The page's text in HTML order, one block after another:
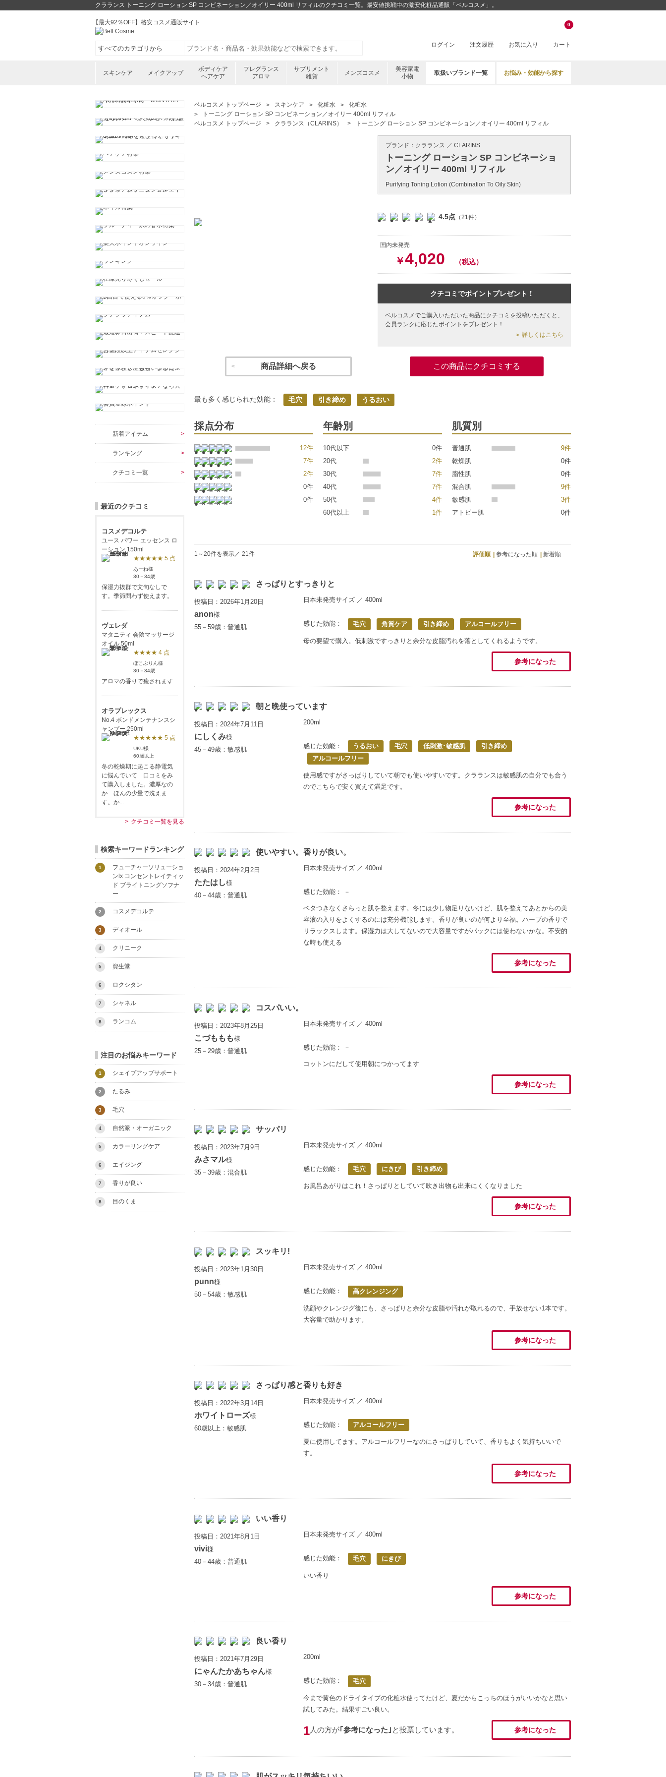
クラランス トーニング ローション SP コンビネーション／オイリー 400ml リフィルのクチコミ一覧。最安値挑戦中の激安化粧品通販「ベルコスメ」。
【最大92％OFF】格安コスメ通販サイト
ログイン 注文履歴 お気に入り カート
0
スキンケア メイクアップ
ボディケア
ヘアケア
フレグランス
アロマ
サプリメント
雑貨
メンズコスメ
美容家電
小物
取扱いブランド一覧 お悩み・効能から探す
ベルコスメ トップページ スキンケア 化粧水
化粧水
トーニング ローション SP コンビネーション／オイリー 400ml リフィル
ベルコスメ トップページ
クラランス（CLARINS） トーニング ローション SP コンビネーション／オイリー 400ml リフィル
ブランド： クラランス ／ CLARINS
トーニング ローション SP コンビネーショ
ン／オイリー 400ml リフィル
Purifying Toning Lotion (Combination To Oily Skin)
4.5点 （21件）
国内未発売
￥4,020 （税込）
クチコミでポイントプレゼント！
ベルコスメでご購入いただいた商品にクチコミを投稿いただくと、
会員ランクに応じたポイントをプレゼント！
詳しくはこちら
商品詳細へ戻る この商品にクチコミする
最も多く感じられた効能： 毛穴 引き締め うるおい
採点分布
12件
7件
2件
0件
0件
年齢別
10代以下
0件
20代
2件
30代
7件
40代
7件
50代
4件
60代以上
1件
肌質別
普通肌
9件
乾燥肌
0件
脂性肌
0件
混合肌
9件
敏感肌
3件
アトピー肌
0件
1～20件を表示／ 21件 評価順 参考になった順 新着順
さっぱりとすっきりと
投稿日：2026年1月20日
anon様
55－59歳：普通肌
日本未発売サイズ ／ 400ml
感じた効能： 毛穴 角質ケア 引き締め アルコールフリー
母の要望で購入。低刺激ですっきりと余分な皮脂汚れを落としてくれるようです。
参考になった
朝と晩使っています
投稿日：2024年7月11日
にしくみ様
45－49歳：敏感肌
200ml
感じた効能： うるおい 毛穴 低刺激･敏感肌
引き締め
アルコールフリー
使用感ですがさっぱりしていて朝でも使いやすいです。クラランスは敏感肌の自分でも合う
のでこちらで安く買えて満足です。
参考になった
使いやすい。香りが良い。
投稿日：2024年2月2日
たたはし様
40－44歳：普通肌
日本未発売サイズ ／ 400ml
感じた効能： －
ベタつきなくさらっと肌を整えます。冬には少し物足りないけど、肌を整えてあとからの美
容液の入りをよくするのには充分機能します。香りが良いのが何より至福。ハーブの香りで
リラックスします。保湿力は大してないので大容量ですがパックには使わないかな。不安的
な時も使える
参考になった
コスパいい。
投稿日：2023年8月25日
こづももも様
25－29歳：普通肌
日本未発売サイズ ／ 400ml
感じた効能： －
コットンにだして使用朝につかってます
参考になった
サッパリ
投稿日：2023年7月9日
みさマル様
35－39歳：混合肌
日本未発売サイズ ／ 400ml
感じた効能： 毛穴 にきび 引き締め
お風呂あがりはこれ！さっぱりとしていて吹き出物も出来にくくなりました
参考になった
スッキリ!
投稿日：2023年1月30日
punn様
50－54歳：敏感肌
日本未発売サイズ ／ 400ml
感じた効能： 高クレンジング
洗顔やクレンジグ後にも、さっぱりと余分な皮脂や汚れが取れるので、手放せない1本です。
大容量で助かります。
参考になった
さっぱり感と香りも好き
投稿日：2022年3月14日
ホワイトローズ様
60歳以上：敏感肌
日本未発売サイズ ／ 400ml
感じた効能： アルコールフリー
夏に使用してます。アルコールフリーなのにさっぱりしていて、香りもよく気持ちいいで
す。
参考になった
いい香り
投稿日：2021年8月1日
vivi様
40－44歳：普通肌
日本未発売サイズ ／ 400ml
感じた効能： 毛穴 にきび
いい香り
参考になった
良い香り
投稿日：2021年7月29日
にゃんたかあちゃん様
30－34歳：普通肌
200ml
感じた効能： 毛穴
今まで黄色のドライタイプの化粧水使ってたけど、夏だからこっちのほうがいいかなと思い
試してみた。結果すごい良い。
1人の方が｢参考になった｣ と投票しています。 参考になった
新着アイテム
ランキング
クチコミ一覧
最近のクチコミ
コスメデコルテ
ユース パワー エッセンス ロ
ーション 150ml
★★★★★ 5 点
あーね様
30－34歳
保湿力抜群で文句なしで
す。季節問わず使えます。
ヴェレダ
マタニティ 会陰マッサージ
オイル 50ml
★★★★ 4 点
ぼこぶりん様
30－34歳
アロマの香りで癒されます
オラプレックス
No.4 ボンドメンテナンスシ
ャンプー 250ml
★★★★★ 5 点
UKU様
60歳以上
冬の乾燥期に起こる静電気
に悩んでいて 口コミをみ
て購入しました。濃厚なの
か ほんの少量で洗えま
す。か...
クチコミ一覧を見る
検索キーワードランキング
1
フューチャーソリューショ
ンlx コンセントレイティッ
ド ブライトニングソフナ
ー
2 コスメデコルテ
3 ディオール
4 クリニーク
5 資生堂
6 ロクシタン
7 シャネル
8 ランコム
注目のお悩みキーワード
1 シェイプアップサポート
2 たるみ
3 毛穴
4 自然派・オーガニック
5 カラーリングケア
6 エイジング
7 香りが良い
8 目のくま